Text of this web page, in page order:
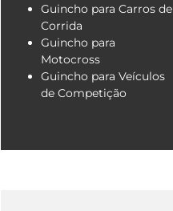
Guincho para Carros de
Corrida
Guincho para
Motocross
Guincho para Veículos
de Competição